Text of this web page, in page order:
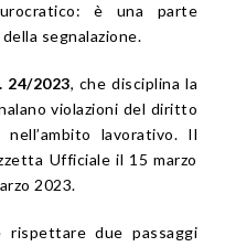
è una parte
segnalazione.
24/2023, che disciplina la
violazioni del diritto
nell’ambito lavorativo. Il
Ufficiale il 15 marzo
2023.
rispettare due passaggi